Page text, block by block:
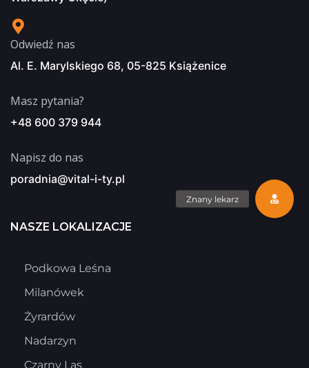
Odwiedź nas
Al. E. Marylskiego 68, 05-825 Książenice
Masz pytania?
+48 600 379 944
Napisz do nas
poradnia@vital-i-ty.pl
NASZE LOKALIZACJE
Podkowa Leśna
Milanówek
Żyrardów
Nadarzyn
Czarny Las